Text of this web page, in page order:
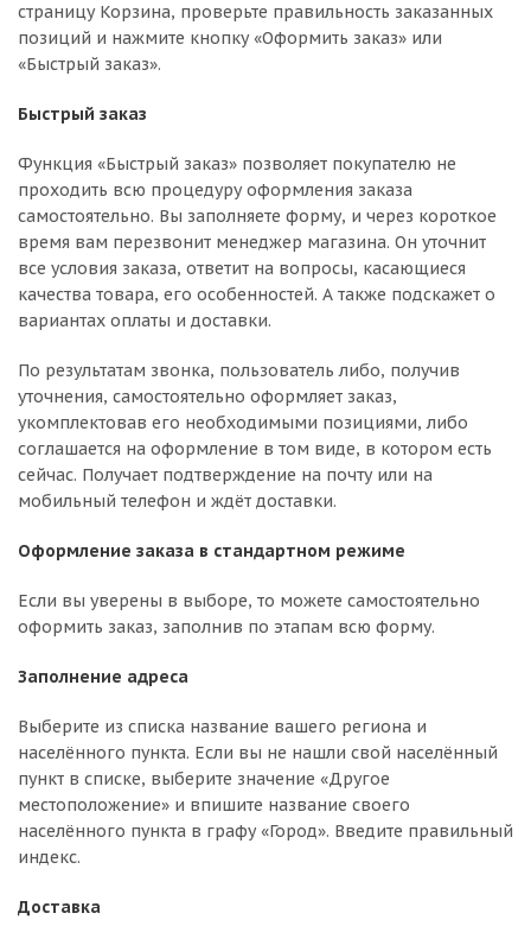
страницу Корзина, проверьте правильность заказанных
позиций и нажмите кнопку «Оформить заказ» или
«Быстрый заказ».
Быстрый заказ
Функция «Быстрый заказ» позволяет покупателю не
проходить всю процедуру оформления заказа
самостоятельно. Вы заполняете форму, и через короткое
время вам перезвонит менеджер магазина. Он уточнит
все условия заказа, ответит на вопросы, касающиеся
качества товара, его особенностей. А также подскажет о
вариантах оплаты и доставки.
По результатам звонка, пользователь либо, получив
уточнения, самостоятельно оформляет заказ,
укомплектовав его необходимыми позициями, либо
соглашается на оформление в том виде, в котором есть
сейчас. Получает подтверждение на почту или на
мобильный телефон и ждёт доставки.
Оформление заказа в стандартном режиме
Если вы уверены в выборе, то можете самостоятельно
оформить заказ, заполнив по этапам всю форму.
Заполнение адреса
Выберите из списка название вашего региона и
населённого пункта. Если вы не нашли свой населённый
пункт в списке, выберите значение «Другое
местоположение» и впишите название своего
населённого пункта в графу «Город». Введите правильный
индекс.
Доставка